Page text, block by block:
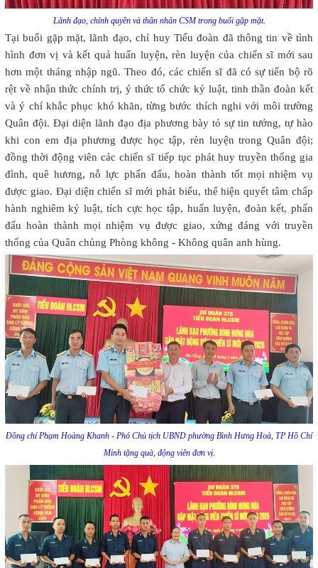
Lãnh đạo, chính quyền và thân nhân CSM trong buổi gặp mặt.
Tại buổi gặp mặt, lãnh đạo, chỉ huy Tiểu đoàn đã thông tin về tình
hình đơn vị và kết quả huấn luyện, rèn luyện của chiến sĩ mới sau
hơn một tháng nhập ngũ. Theo đó, các chiến sĩ đã có sự tiến bộ rõ
rệt về nhận thức chính trị, ý thức tổ chức kỷ luật, tinh thần đoàn kết
và ý chí khắc phục khó khăn, từng bước thích nghi với môi trường
Quân đội. Đại diện lãnh đạo địa phương bày tỏ sự tin tưởng, tự hào
khi con em địa phương được học tập, rèn luyện trong Quân đội;
đồng thời động viên các chiến sĩ tiếp tục phát huy truyền thống gia
đình, quê hương, nỗ lực phấn đấu, hoàn thành tốt mọi nhiệm vụ
được giao. Đại diện chiến sĩ mới phát biểu, thể hiện quyết tâm chấp
hành nghiêm kỷ luật, tích cực học tập, huấn luyện, đoàn kết, phấn
đấu hoàn thành mọi nhiệm vụ được giao, xứng đáng với truyền
thống của Quân chủng Phòng không - Không quân anh hùng.
Đồng chí Phạm Hoàng Khanh - Phó Chủ tịch UBND phường Bình Hưng Hoà, TP Hồ Chí
Minh tặng quà, động viên đơn vị.